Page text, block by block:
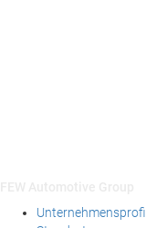
Unternehmensprofil